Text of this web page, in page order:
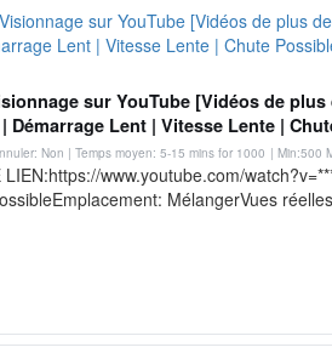
sur YouTube [Vidéos de
| Démarrage Lent | Vitesse Lente |
Non | Temps moyen: 5-15 mins for 1000 | Min:500
LIEN:https://www.youtube.com/
MélangerVues